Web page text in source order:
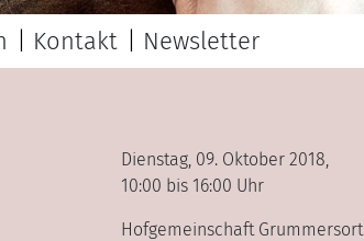
Kontakt Newsletter
Dienstag, 09. Oktober 2018,
10:00 bis 16:00 Uhr
Hofgemeinschaft Grummersort